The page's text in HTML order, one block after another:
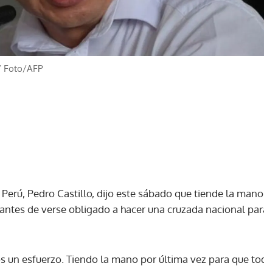
Foto/AFP
Pedro Castillo, dijo este sábado que tiende la
de verse obligado a hacer una cruzada nacional
un esfuerzo. Tiendo la mano por última vez para que